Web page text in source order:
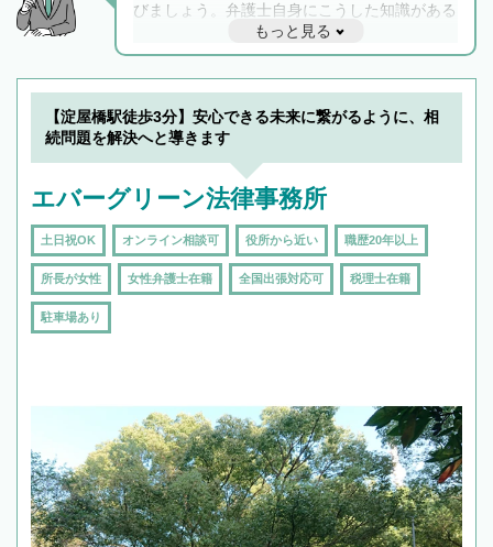
びましょう。弁護士自身にこうした知識がある
と他士業との連携もスムーズに進み、トラブル
解決のみならず相続をトータルで任せることが
できます。また、相続は感情がからむ分野なの
でフィーリングも重要です。実際に電話や面談
で複数の弁護士と会話をしてウマが合う方に依
もっと見る
【淀屋橋駅徒歩3分】安心できる未来に繋がるように、相
続問題を解決へと導きます
エバーグリーン法律事務所
土日祝OK オンライン相談可 役所から近い 職歴20年以上
所長が女性 女性弁護士在籍 全国出張対応可 税理士在籍
駐車場あり